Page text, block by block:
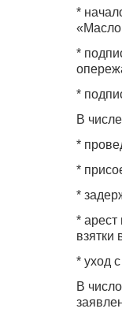
*
*
*
В
*
*
*
*
взятки
* уход
В